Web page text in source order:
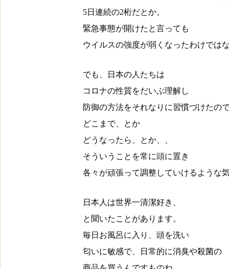
5日連続の2桁だとか。
緊急事態が開けたと言っても
ウイルスの強度が弱くなったわけでは
でも、日本の人たちは
コロナの性質をだいぶ理解し
防御の方法をそれなりに習慣づけたの
どこまで、とか
どうなったら、とか、、
そういうことを常に頭に置き
各々が頑張って調整していけるような気
日本人は世界一清潔好き、
と聞いたことがあります。
毎日お風呂に入り、頭を洗い
匂いに敏感で、日常的に消臭や殺菌の